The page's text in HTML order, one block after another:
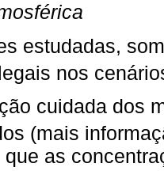
estudadas,
nos
cuidada dos
(mais
as